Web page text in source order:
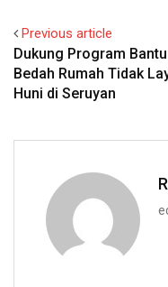
Previous article
Dukung Program
Bedah Rumah Tidak
Huni di Seruyan